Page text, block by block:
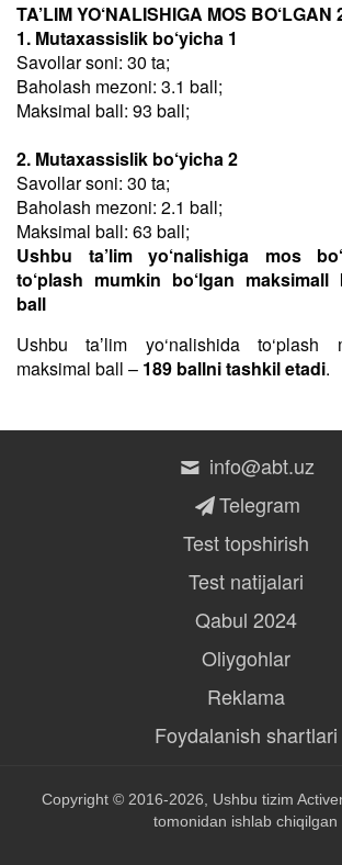
TA’LIM YO‘NALISHIGA MOS BO‘LGAN
1. Mutaxassislik bo‘yicha 1
Savollar soni: 30 ta;
Baholash mezoni: 3.1 ball;
Maksimal ball: 93 ball;
2. Mutaxassislik bo‘yicha 2
Savollar soni: 30 ta;
Baholash mezoni: 2.1 ball;
Maksimal ball: 63 ball;
Ushbu ta’lim yo‘nalishiga mos
to‘plash mumkin bo‘lgan maksimall
ball
Ushbu taʼlim yo‘nalishida to‘plash
maksimal ball – 189 ballni tashkil etadi.
info@abt.uz
Telegram
Test topshirish
Test natijalari
Qabul 2024
Oliygohlar
Reklama
Foydalanish shartlari
Copyright © 2016-2026, Ushbu tizim
tomonidan ishlab chiqilgan